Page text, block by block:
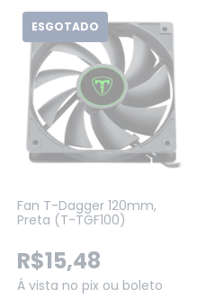
ESGOTADO
Fan T-Dagger 120mm,
Preta (T-TGF100)
R$15,48
Á vista no pix ou boleto